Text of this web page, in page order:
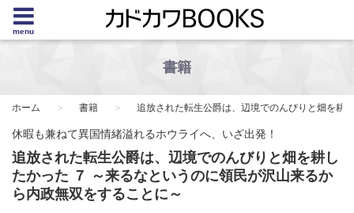
menu
書籍
ホーム 書籍 追放された転生公爵は、辺境でのんびりと畑を耕
休暇も兼ねて異国情緒溢れるホウライへ、いざ出発！
追放された転生公爵は、辺境でのんびりと畑を耕し
たかった ７ ～来るなというのに領民が沢山来るか
ら内政無双をすることに～